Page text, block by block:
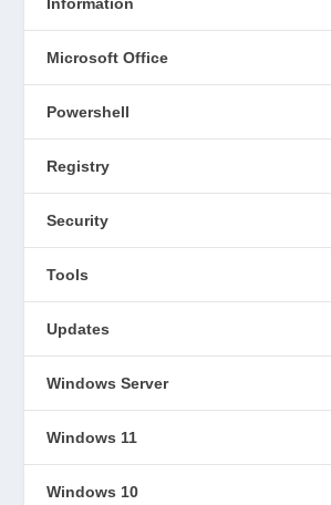
Microsoft Office
Powershell
Registry
Security
Tools
Updates
Windows Server
Windows 11
Windows 10